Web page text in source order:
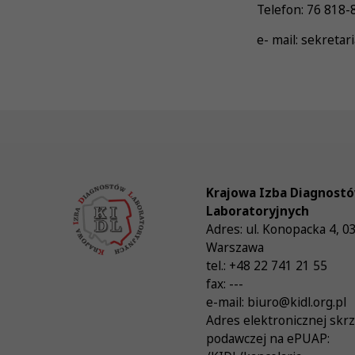
Telefon: 76 818-
e- mail:
Krajowa Izba
Laboratoryjnych
Adres: ul. Konopacka 4,
Warszawa
tel.: +48 22 741 21 55
fax: ---
e-mail: biuro@kidl.org.pl
Adres elektronicznej
podawczej na ePUAP: